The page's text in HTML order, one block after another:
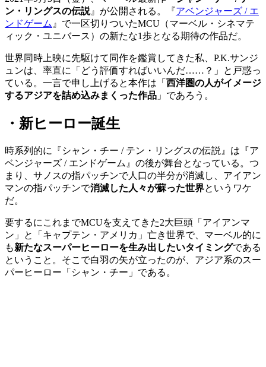
ン・リングスの伝説』が公開される。『アベンジャーズ / エ
ンドゲーム 』で一区切りついたMCU（マーベル・シネマテ
ィック・ユニバース）の新たな1歩となる期待の作品だ。
世界同時上映に先駆けて同作を鑑賞してきた私、P.K.サンジ
ュンは、率直に「どう評価すればいいんだ……？」と戸惑っ
ている。一言で申し上げると本作は「 西洋圏の人がイメージ
するアジアを詰め込みまくった作品 」であろう。
・新ヒーロー誕生
時系列的に『シャン・チー / テン・リングスの伝説』は『ア
ベンジャーズ / エンドゲーム』の後が舞台となっている。つ
まり、サノスの指パッチンで人口の半分が消滅し、アイアン
マンの指パッチンで消滅した人々が蘇った世界というワケ
だ。
要するにこれまでMCUを支えてきた2大巨頭「アイアンマ
ン」と「キャプテン・アメリカ」亡き世界で、マーベル的に
も新たなスーパーヒーローを生み出したいタイミングである
ということ。そこで白羽の矢が立ったのが、アジア系のスー
パーヒーロー「シャン・チー」である。